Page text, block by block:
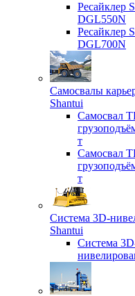
Ресайклер
DGL550N
Ресайклер
DGL700N
Самосвалы
Shantui
Самосвал
т
Самосвал
т
Система 3D-
Shantui
Система